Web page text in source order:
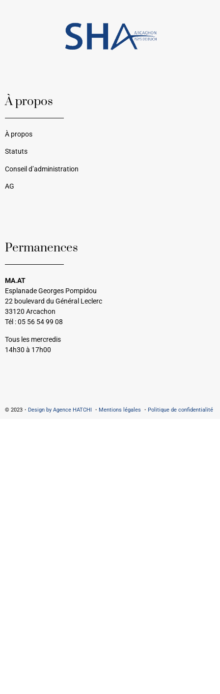
À propos
À propos
Statuts
Conseil d’administration
AG
Permanences
MA.AT
Esplanade Georges Pompidou
22 boulevard du Général Leclerc
33120 Arcachon
Tél : 05 56 54 99 08
Tous les mercredis
14h30 à 17h00
© 2023・ Design by Agence HATCHI ・ Mentions légales ・ Politique de confidentialité